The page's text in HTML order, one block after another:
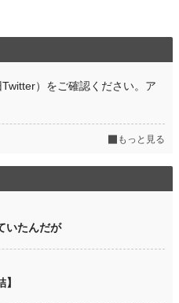
）をご確認ください。ア
もっと見る
いたんだが